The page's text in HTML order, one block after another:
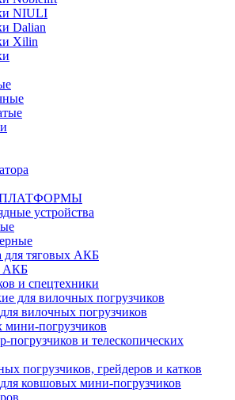
NIULI
Dalian
Xilin
ПЛАТФОРМЫ
устройства
для тяговых АКБ
АКБ
и спецтехники
для вилочных погрузчиков
вилочных погрузчиков
погрузчиков
погрузчиков и телескопических
погрузчиков, грейдеров и катков
ковшовых мини-погрузчиков